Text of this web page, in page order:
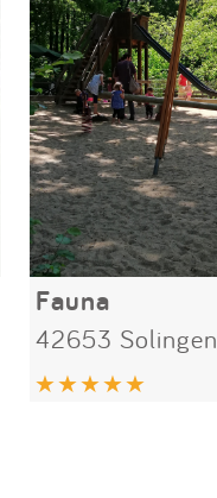
Fauna
42653 Solingen